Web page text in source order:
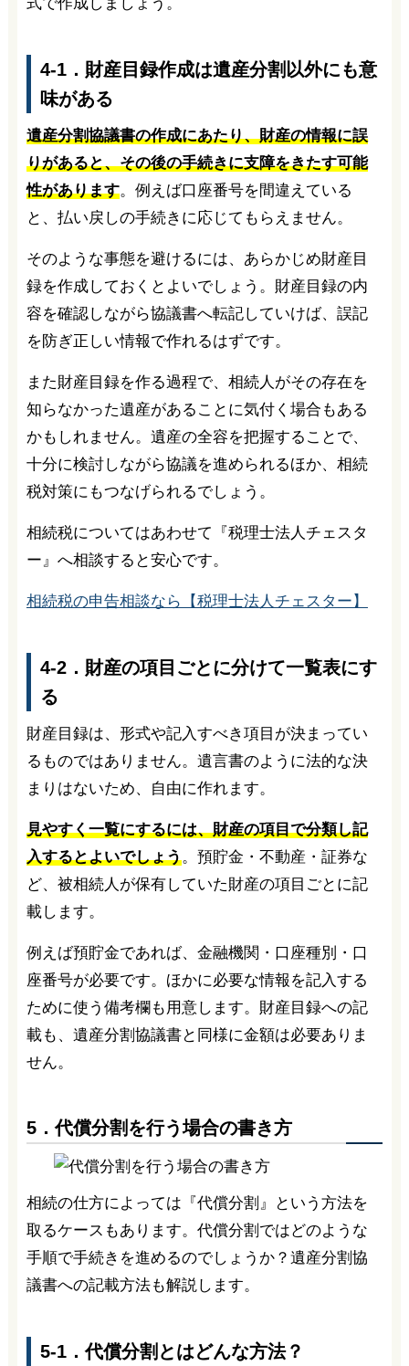
4-1．財産目録作成は遺産分割以外にも意
味がある
遺産分割協議書の作成にあたり、財産の情報に誤
りがあると、その後の手続きに支障をきたす可能
性があります。例えば口座番号を間違えている
と、払い戻しの手続きに応じてもらえません。
そのような事態を避けるには、あらかじめ財産目
録を作成しておくとよいでしょう。財産目録の内
容を確認しながら協議書へ転記していけば、誤記
を防ぎ正しい情報で作れるはずです。
また財産目録を作る過程で、相続人がその存在を
知らなかった遺産があることに気付く場合もある
かもしれません。遺産の全容を把握することで、
十分に検討しながら協議を進められるほか、相続
税対策にもつなげられるでしょう。
相続税についてはあわせて『税理士法人チェスタ
ー』へ相談すると安心です。
相続税の申告相談なら【税理士法人チェスター】
4-2．財産の項目ごとに分けて一覧表にす
る
財産目録は、形式や記入すべき項目が決まってい
るものではありません。遺言書のように法的な決
まりはないため、自由に作れます。
見やすく一覧にするには、財産の項目で分類し記
入するとよいでしょう。預貯金・不動産・証券な
ど、被相続人が保有していた財産の項目ごとに記
載します。
例えば預貯金であれば、金融機関・口座種別・口
座番号が必要です。ほかに必要な情報を記入する
ために使う備考欄も用意します。財産目録への記
載も、遺産分割協議書と同様に金額は必要ありま
せん。
5．代償分割を行う場合の書き方
相続の仕方によっては『代償分割』という方法を
取るケースもあります。代償分割ではどのような
手順で手続きを進めるのでしょうか？遺産分割協
議書への記載方法も解説します。
5-1．代償分割とはどんな方法？